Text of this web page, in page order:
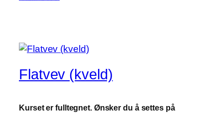
Flatvev (kveld)
Kurset er fulltegnet. Ønsker du å settes på